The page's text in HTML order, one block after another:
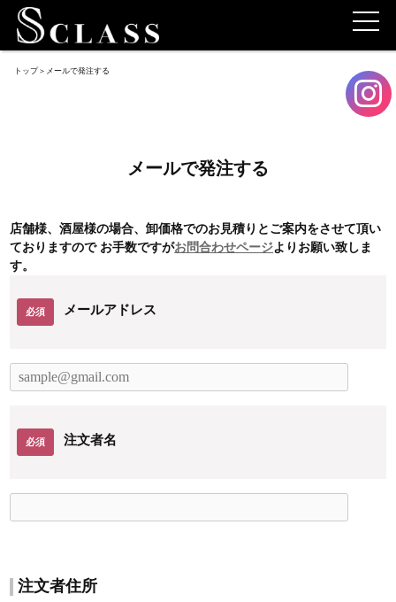
トップ＞ メールで発注する
メールで発注する
店舗様、酒屋様の場合、卸価格でのお見積りとご案内をさせて頂い
ておりますので お手数ですがお問合わせページよりお願い致しま
す。
必須 メールアドレス
必須 注文者名
注文者住所